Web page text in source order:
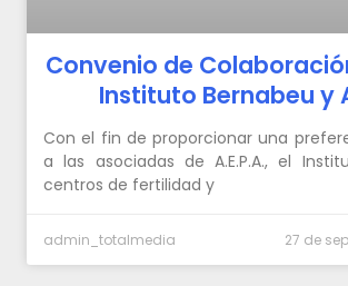
Convenio de
Instituto Bernabeu y
Con el fin de proporcionar una
a las asociadas de A.E.P.A., el
centros de fertilidad y
admin_totalmedia 27 de